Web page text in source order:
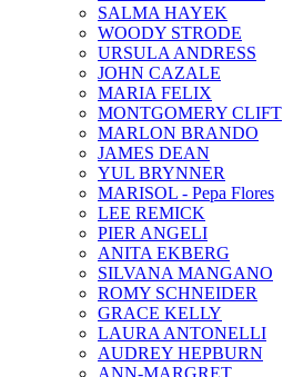
SALMA HAYEK
WOODY STRODE
URSULA ANDRESS
JOHN CAZALE
MARIA FELIX
MONTGOMERY CLIFT
MARLON BRANDO
JAMES DEAN
YUL BRYNNER
MARISOL - Pepa Flores
LEE REMICK
PIER ANGELI
ANITA EKBERG
SILVANA MANGANO
ROMY SCHNEIDER
GRACE KELLY
LAURA ANTONELLI
AUDREY HEPBURN
ANN-MARGRET